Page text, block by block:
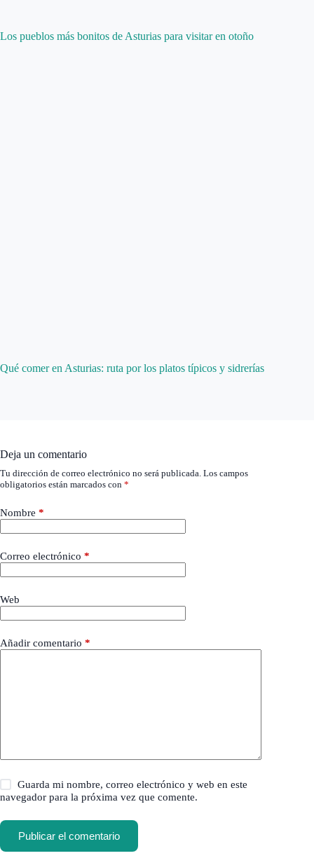
Los pueblos más bonitos de Asturias para visitar en otoño
Qué comer en Asturias: ruta por los platos típicos y sidrerías
Deja un comentario
Tu dirección de correo electrónico no será publicada. Los campos
obligatorios están marcados con *
Nombre *
Correo electrónico *
Web
Añadir comentario *
Guarda mi nombre, correo electrónico y web en este
navegador para la próxima vez que comente.
Publicar el comentario